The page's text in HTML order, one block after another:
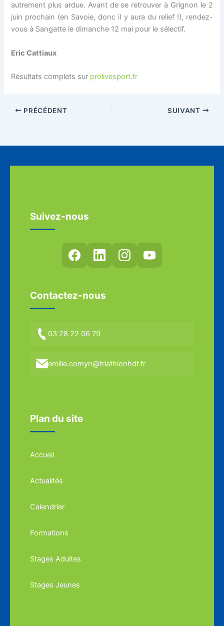
autrement plus ardue. Avant de se retrouver à Grignon le 2
juin prochain (en Savoie, donc il y aura du relief !), rendez-
vous à Sangatte le dimanche 12 mai pour le sélectif.
Eric Cattiaux
Résultats complets sur prolivesport.fr
PRÉCÉDENT SUIVANT
Suivez-nous
Contactez-nous
03 28 22 06 79
emilie.comyn@triathlonhdf.fr
Plan du site
Accueil
Actualités
Calendrier
Formations
Stages Adultes
Stages Jeunes